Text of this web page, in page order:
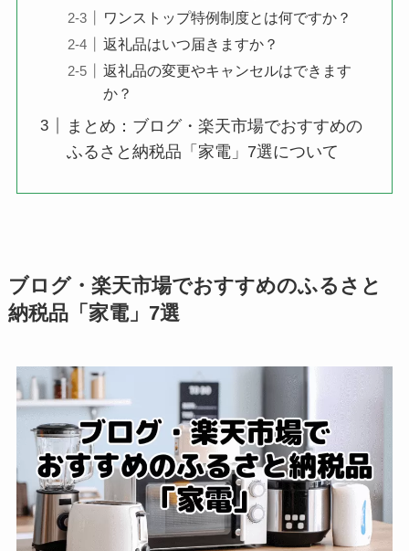
ワンストップ特例制度とは何ですか？
返礼品はいつ届きますか？
返礼品の変更やキャンセルはできます
か？
まとめ：ブログ・楽天市場でおすすめの
ふるさと納税品「家電」7選について
ブログ・楽天市場でおすすめのふるさと
納税品「家電」7選